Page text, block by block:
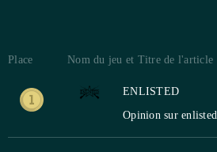
Place Nom du jeu et Titre de l'article
ENLISTED
Opinion sur enlisted